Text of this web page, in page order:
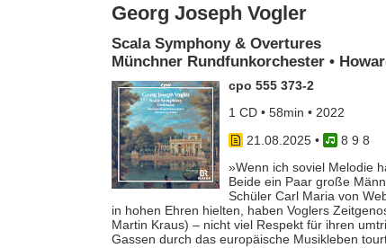
Georg Joseph Vogler
Scala Symphony & Overtures
Münchner Rundfunkorchester •
cpo 555 373-2
1 CD • 58min • 2022
21.08.2025•
8 9 8
»Wenn ich soviel Melodie
Beide ein Paar große
Schüler Carl Maria von
in hohen Ehren hielten, haben Voglers
Martin Kraus) – nicht viel Respekt für ihren
Gassen durch das europäische Musikleben